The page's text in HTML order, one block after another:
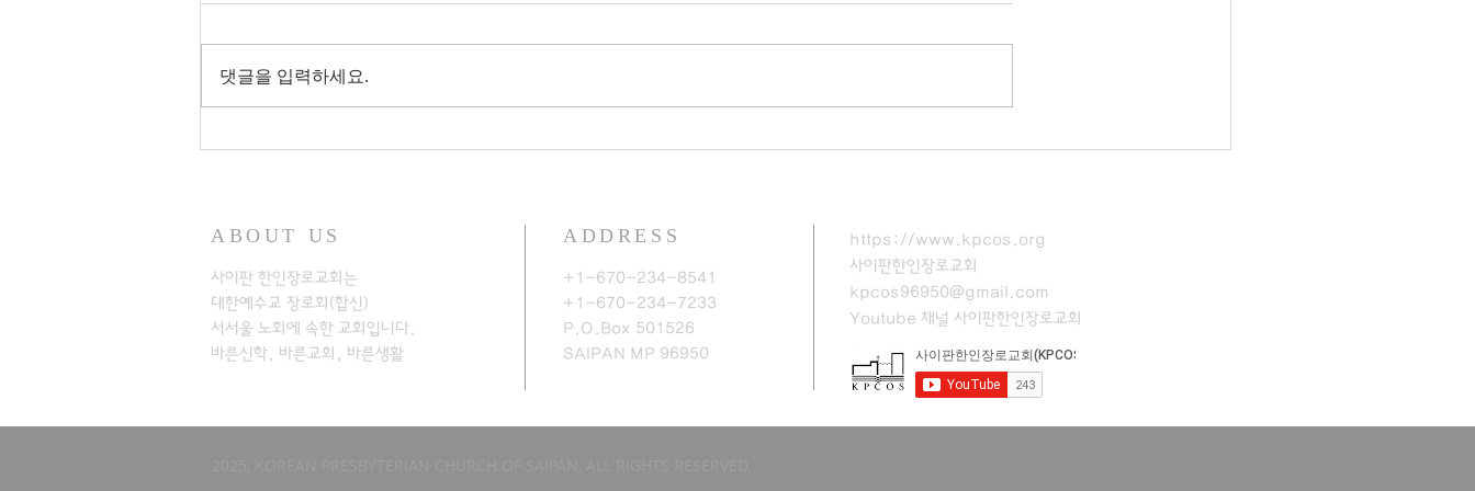
댓글을 입력하세요.
ABOUT US
사이판 한인장로교회는
대한예수교 장로회(합신)
서서울 노회에 속한 교회입니다.
바른신학, 바른교회, 바른생활
ADDRESS
+1-670-234-8541
+1-670-234-7233
P.O.Box 501526
SAIPAN MP 96950​
https://www.kpcos.org
사이판한인장로교회
kpcos96950@gmail.com
Youtube 채널 ​사이판한인장로교회